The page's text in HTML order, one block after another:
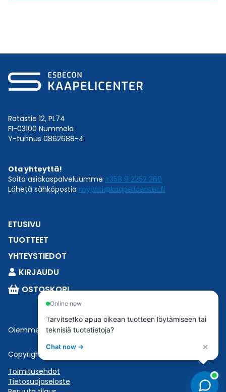
Ratastie 12, PL74
FI-03100 Nummela
Y-tunnus 0862688-4
Ota yhteyttä!
Soita asiakaspalveluumme +358 9 2252 260
Lähetä sähköpostia myynti@kaapelicenter.fi
ETUSIVU
TUOTTEET
YHTEYSTIEDOT
KIRJAUDU
OSTOSKORI
Olemme osaEsbeconia.
Copyright © 2023 Esbecon | All Rights Reserved
Toimitusehdot
Tietosuojaseloste
Online now
Tarvitsetko apua oikean tuotteen löytämiseen tai
teknisiä tuotetietoja?
Chat now → ×